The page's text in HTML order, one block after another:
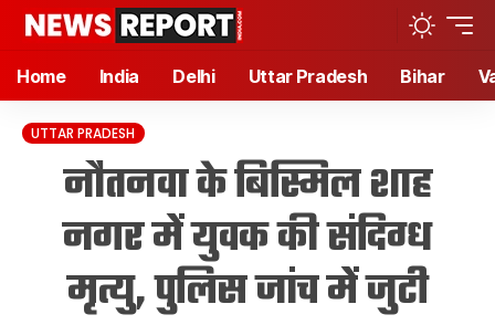
Home India Delhi Uttar Pradesh Bihar
UTTAR PRADESH
नौतनवा के बिस्मिल शाह
नगर में युवक की संदिग्ध
मृत्यु, पुलिस जांच में जुटी